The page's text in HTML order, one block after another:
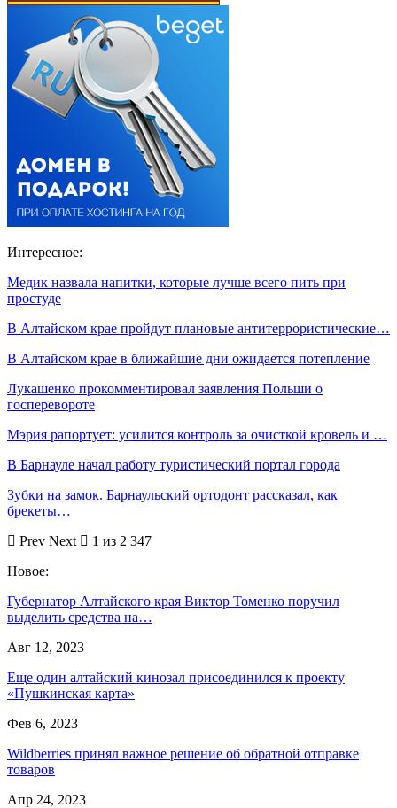
Интересное:
Медик назвала напитки, которые лучше всего пить при
простуде
В Алтайском крае пройдут плановые антитеррористические…
В Алтайском крае в ближайшие дни ожидается потепление
Лукашенко прокомментировал заявления Польши о
госперевороте
Мэрия рапортует: усилится контроль за очисткой кровель и …
В Барнауле начал работу туристический портал города
Зубки на замок. Барнаульский ортодонт рассказал, как
брекеты…
Prev Next
1 из 2 347
Новое:
Губернатор Алтайского края Виктор Томенко поручил
выделить средства на…
Авг 12, 2023
Еще один алтайский кинозал присоединился к проекту
«Пушкинская карта»
Фев 6, 2023
Wildberries принял важное решение об обратной отправке
товаров
Апр 24, 2023